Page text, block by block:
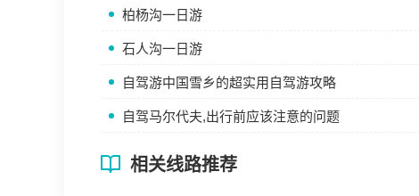
柏杨沟一日游
石人沟一日游
自驾游中国雪乡的超实用自驾游攻略
自驾马尔代夫,出行前应该注意的问题
相关线路推荐